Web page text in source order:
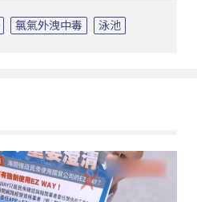
氯氣外洩中毒 泳池